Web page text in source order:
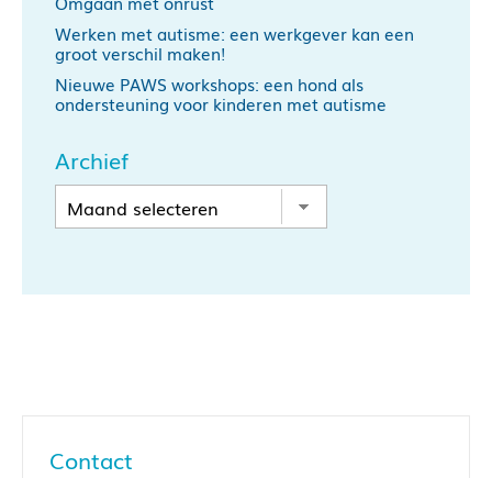
Werken met autisme: een werkgever kan een
groot verschil maken!
Nieuwe PAWS workshops: een hond als
ondersteuning voor kinderen met autisme
Archief
Contact